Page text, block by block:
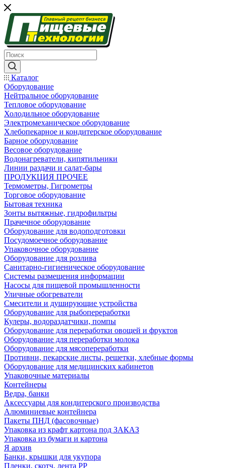
Каталог
Оборудование
Нейтральное оборудование
Тепловое оборудование
Холодильное оборудование
Электромеханическое оборудование
Хлебопекарное и кондитерское оборудование
Барное оборудование
Весовое оборудование
Водонагреватели, кипятильники
Линии раздачи и салат-бары
ПРОДУКЦИЯ ПРОЧЕЕ
Термометры, Гигрометры
Торговое оборудование
Бытовая техника
Зонты вытяжные, гидрофильтры
Прачечное оборудование
Оборудование для водоподготовки
Посудомоечное оборудование
Упаковочное оборудование
Оборудование для розлива
Санитарно-гигиеническое оборудование
Системы размещения информации
Насосы для пищевой промышленности
Уличные обогреватели
Смесители и душирующие устройства
Оборудование для рыбопереработки
Кулеры, водораздатчики, помпы
Оборудование для переработки овощей и фруктов
Оборудование для переработки молока
Оборудование для мясопереработки
Противни, пекарские листы, решетки, хлебные формы
Оборудование для медицинских кабинетов
Упаковочные материалы
Контейнеры
Ведра, банки
Аксессуары для кондитерского производства
Алюминиевые контейнера
Пакеты ПНД (фасовочные)
Упаковка из крафт картона под ЗАКАЗ
Упаковка из бумаги и картона
Я архив
Банки, крышки для укупора
Пленки, скотч, лента РР